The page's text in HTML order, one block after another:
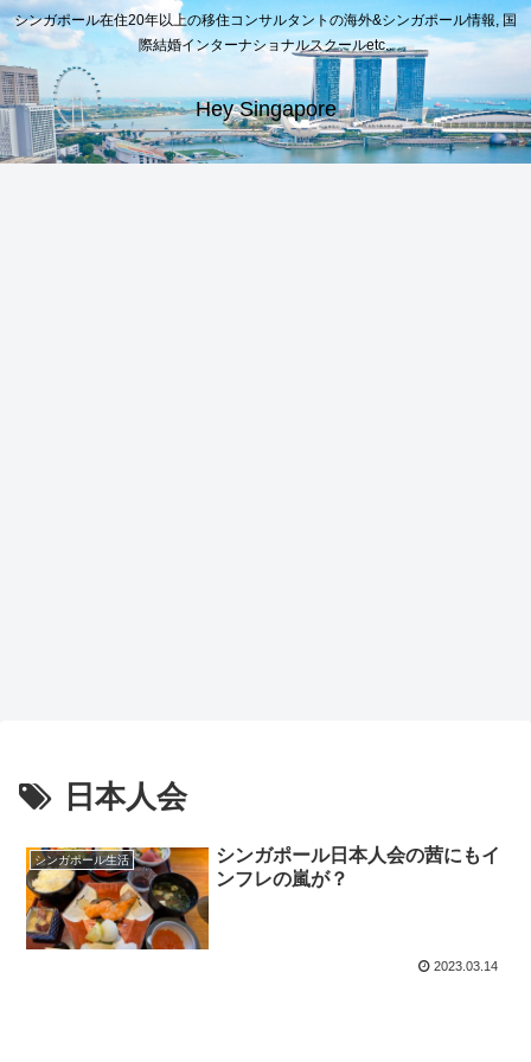
シンガポール在住20年以上の移住コンサルタントの海外&シンガポール情報, 国
際結婚インターナショナルスクールetc..
Hey Singapore
日本人会
シンガポール生活
シンガポール日本人会の茜にもイ
ンフレの嵐が？
2023.03.14